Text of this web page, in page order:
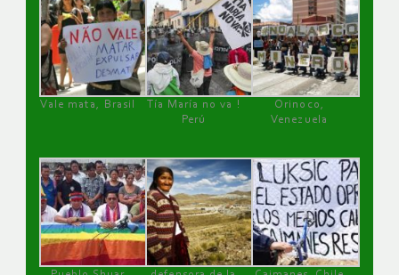
Vale mata, Brasil
Tía María no va !
Perú
Orinoco,
Venezuela